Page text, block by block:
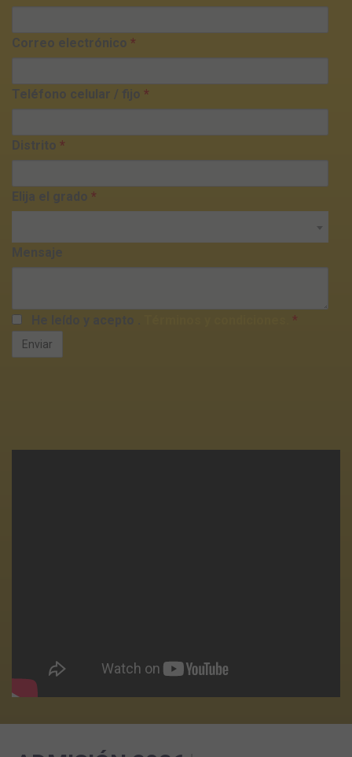
Correo electrónico *
Teléfono celular / fijo *
Distrito *
*
*